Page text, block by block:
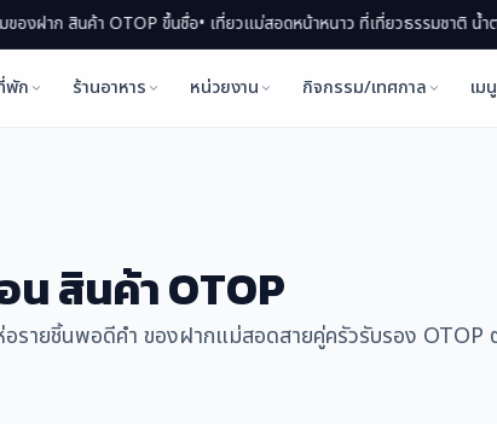
OTOP ขึ้นชื่อ• เที่ยวแม่สอดหน้าหนาว ที่เที่ยวธรรมชาติ น้ำตก จุดชมวิว ทะ
พัก ร้านอาหาร หน่วยงาน กิจกรรม/เทศกาล เม
สินค้า OTOP
รายชิ้นพอดีคำ ของฝากแม่สอดสายคู่ครัวรับรอง OTOP